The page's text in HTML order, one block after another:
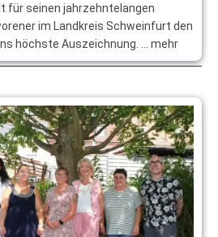
für seinen jahrzehntelangen
im Landkreis Schweinfurt den
höchste Auszeichnung. … mehr